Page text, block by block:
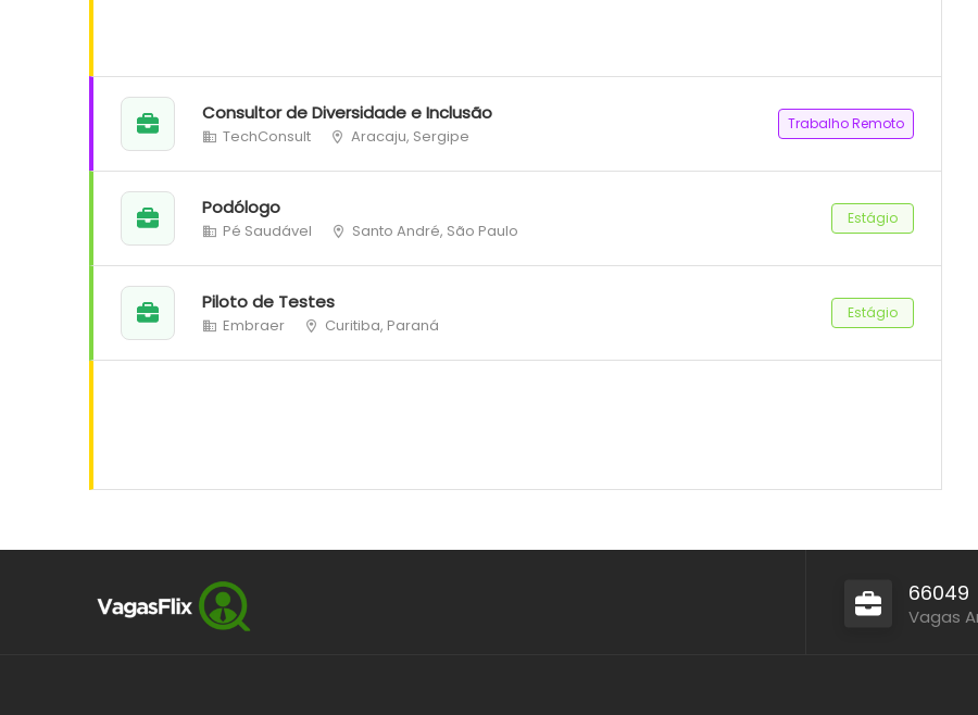
Consultor de Diversidade e Inclusão
TechConsult Aracaju, Sergipe
Trabalho Remoto
Podólogo
Pé Saudável Santo André, São Paulo
Estágio
Piloto de Testes
Embraer Curitiba, Paraná
Estágio
66049
Vagas